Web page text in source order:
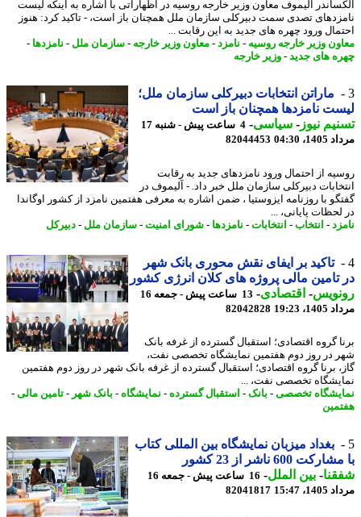
آلیموف معاون وزیر خارجه روسیه در اظهاراتی با اشاره به اینکه لیست
تصدی سمت دبیرکلی سازمان ملل همچنان باز است، - تاکید کرد: هنوز
ورود چهره های جدید به این رقابت ...
وزیر خارجه روسیه-نامزد-معاون وزیر خارجه-سازمان ملل -نامزدها-
های جدید-وزیر خارجه
ماراتن انتخابات دبیرکلی سازمان ملل؛
نامزدها همچنان باز است
نیوز-سیاسی-
4 ساعت پیش - شنبه 17
04:30
82044453
از احتمال ورود نامزدهای جدید به رقابت
دبیرکلی سازمان ملل خبر داد. - آلیموف در
با روزنامه ایزوستیا ، ضمن اشاره به معرفی هفتمین نامزد از کشور اوگاندا
پایانی، ...
-انتخاب-انتخابات-نامزدها-شورای امنیت-سازمان ملل -دبیرکل
تاکید بر ایفای نقش محوری بانک شهر
تامین مالی پروژه های کلان انرژی کشور
-اقتصادی-
13 ساعت پیش - جمعه 16
19:23
82042828
گروه اقتصادی؛ استقبال گسترده از غرفه بانک
در روز دوم هفتمین نمایشگاه تخصصی نفت،
برنا گروه اقتصادی؛ استقبال گسترده از غرفه بانک شهر در روز دوم هفتمین
تخصصی نفت، ...
تخصصی-بانک -استقبال گسترده- نمایشگاه-بانک شهر -تامین مالی-
بغداد میزبان نمایشگاه بین المللی کتاب
600 ناشر از 23 کشور
-بین الملل-
16 ساعت پیش - جمعه 16
15:47
82041817